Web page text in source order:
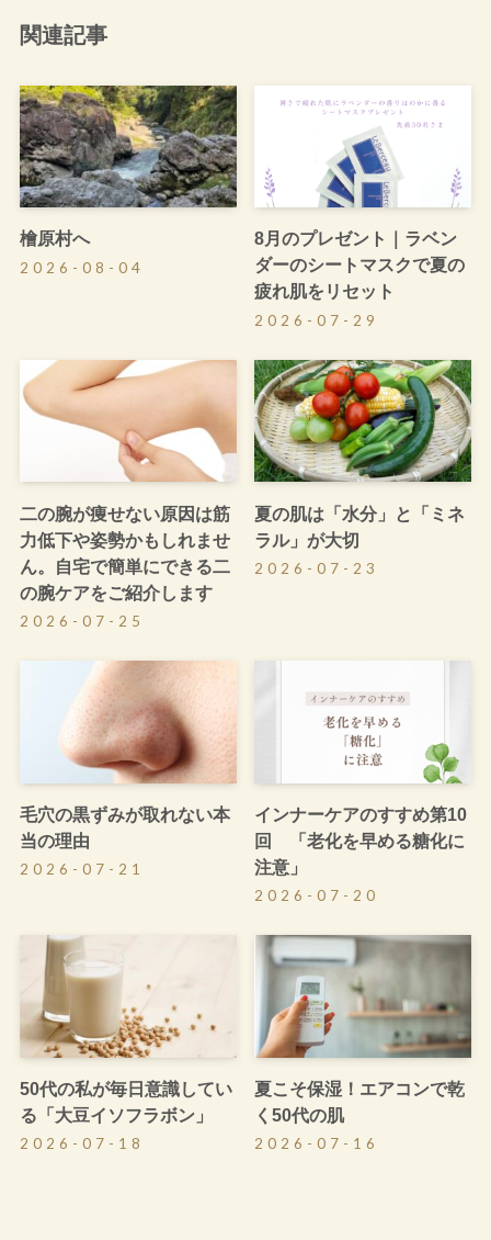
関連記事
檜原村へ
2026-08-04
8月のプレゼント｜ラベン
ダーのシートマスクで夏の
疲れ肌をリセット
2026-07-29
二の腕が痩せない原因は筋
力低下や姿勢かもしれませ
ん。自宅で簡単にできる二
の腕ケアをご紹介します
2026-07-25
夏の肌は「水分」と「ミネ
ラル」が大切
2026-07-23
毛穴の黒ずみが取れない本
当の理由
2026-07-21
インナーケアのすすめ第10
回 「老化を早める糖化に
注意」
2026-07-20
50代の私が毎日意識してい
る「大豆イソフラボン」
2026-07-18
夏こそ保湿！エアコンで乾
く50代の肌
2026-07-16